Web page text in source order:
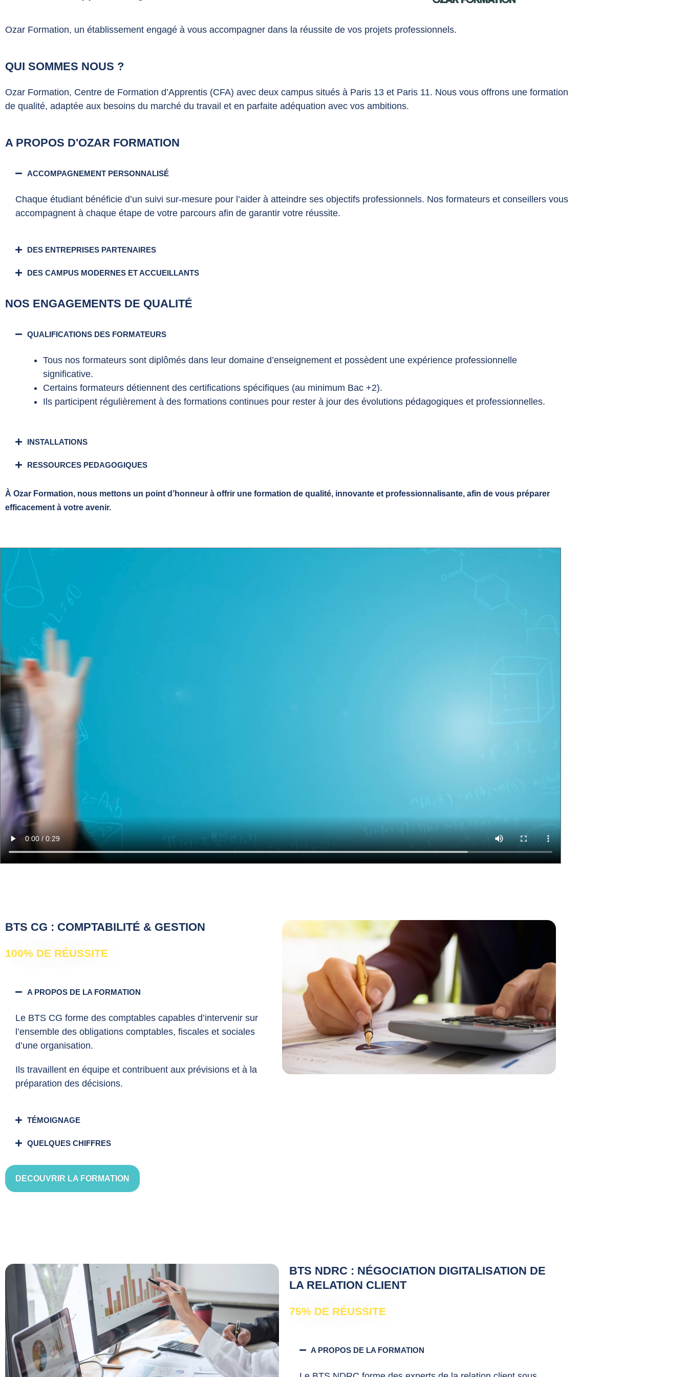
Ozar Formation, un établissement engagé à vous accompagner dans la réussite de vos projets professionnels.
QUI SOMMES NOUS ?
Ozar Formation, Centre de Formation d’Apprentis (CFA) avec deux campus situés à Paris 13 et Paris 11. Nous vous offrons une formation
de qualité, adaptée aux besoins du marché du travail et en parfaite adéquation avec vos ambitions.
A PROPOS D'OZAR FORMATION
ACCOMPAGNEMENT PERSONNALISÉ
Chaque étudiant bénéficie d’un suivi sur-mesure pour l’aider à atteindre ses objectifs professionnels. Nos formateurs et conseillers vous
accompagnent à chaque étape de votre parcours afin de garantir votre réussite.
DES ENTREPRISES PARTENAIRES
DES CAMPUS MODERNES ET ACCUEILLANTS
NOS ENGAGEMENTS DE QUALITÉ
QUALIFICATIONS DES FORMATEURS
Tous nos formateurs sont diplômés dans leur domaine d’enseignement et possèdent une expérience professionnelle
significative.
Certains formateurs détiennent des certifications spécifiques (au minimum Bac +2).
Ils participent régulièrement à des formations continues pour rester à jour des évolutions pédagogiques et professionnelles.
INSTALLATIONS
RESSOURCES PEDAGOGIQUES
À Ozar Formation, nous mettons un point d’honneur à offrir une formation de qualité, innovante et professionnalisante, afin de vous préparer
efficacement à votre avenir.
BTS CG : COMPTABILITÉ & GESTION
100% DE RÉUSSITE
A PROPOS DE LA FORMATION
Le BTS CG forme des comptables capables d’intervenir sur
l’ensemble des obligations comptables, fiscales et sociales
d’une organisation.
Ils travaillent en équipe et contribuent aux prévisions et à la
préparation des décisions.
TÉMOIGNAGE
QUELQUES CHIFFRES
DECOUVRIR LA FORMATION
BTS NDRC : NÉGOCIATION DIGITALISATION DE
LA RELATION CLIENT
75% DE RÉUSSITE
A PROPOS DE LA FORMATION